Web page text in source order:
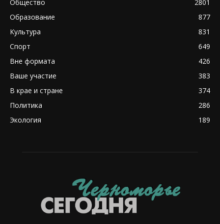
Общество
2801
Образование
877
Культура
831
Спорт
649
Вне формата
426
Ваше участие
383
В крае и стране
374
Политика
286
Экология
189